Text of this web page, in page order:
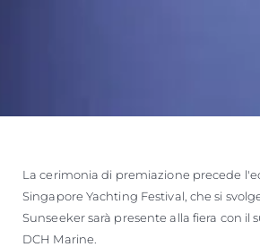
La cerimonia di premiazione precede
Singapore Yachting Festival, che si
Sunseeker sarà presente alla fiera con il
DCH Marine.